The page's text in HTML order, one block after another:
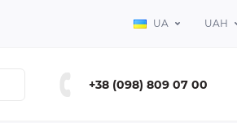
UA UAH
+38 (098) 809 07 00